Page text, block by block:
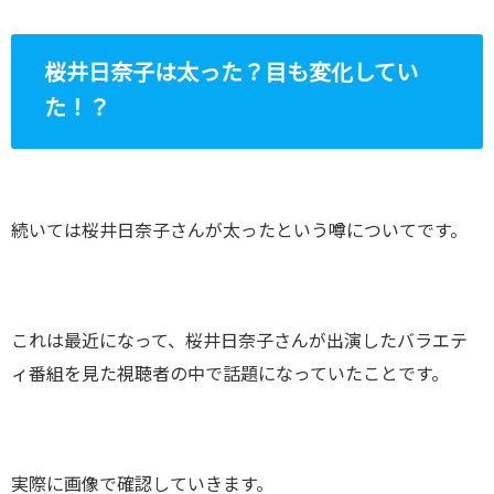
桜井日奈子は太った？目も変化してい
た！？
続いては桜井日奈子さんが太ったという噂についてです。
これは最近になって、桜井日奈子さんが出演したバラエテ
ィ番組を見た視聴者の中で話題になっていたことです。
実際に画像で確認していきます。